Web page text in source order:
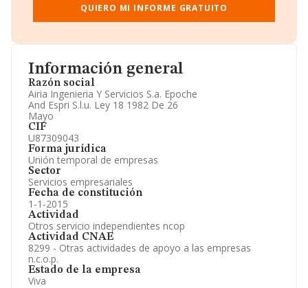
Información general
Razón social
Airia Ingenieria Y Servicios S.a. Epoche
And Espri S.l.u. Ley 18 1982 De 26
Mayo
CIF
U87309043
Forma jurídica
Unión temporal de empresas
Sector
Servicios empresariales
Fecha de constitución
1-1-2015
Actividad
Otros servicio independientes ncop
Actividad CNAE
8299 - Otras actividades de apoyo a las empresas
n.c.o.p.
Estado de la empresa
Viva
Teléfono, Domicilio.
Informe Mercantil Completo (BORME).
Accionistas.
Participaciones y Vinculaciones en otras empresas.
Artículos de prensa publicados sobre la empresa.
Información oficial y registral complementaria.
QUIERO MI INFORME GRATUITO